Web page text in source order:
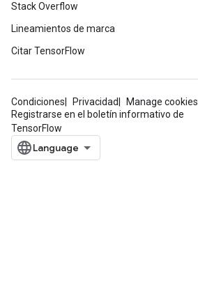
Stack Overflow
Lineamientos de marca
Citar TensorFlow
Condiciones Privacidad
Manage cookies
Registrarse en el boletín informativo de
TensorFlow